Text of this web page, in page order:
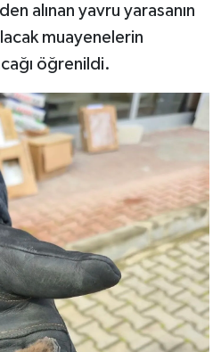
alınan yavru yarasanın
muayenelerin
öğrenildi.